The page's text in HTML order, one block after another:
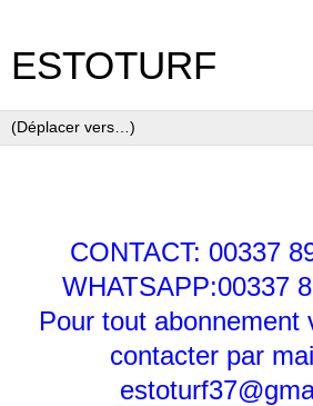
ESTOTURF
CONTACT: 00337
WHATSAPP:00337
Pour tout abonnement
contacter par